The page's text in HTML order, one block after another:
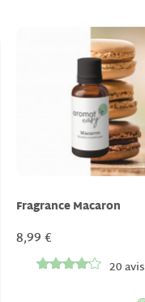
Fragrance Macaron
8,99 €
20 avis